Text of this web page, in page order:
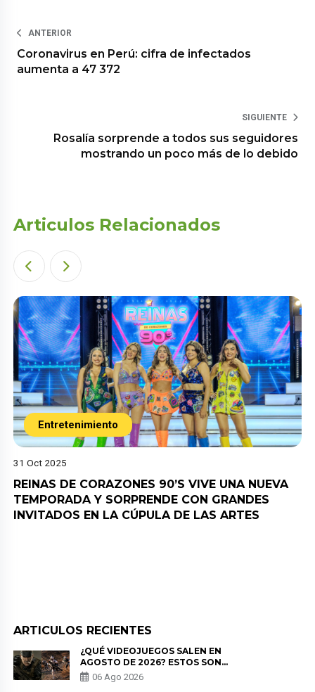
ANTERIOR
Coronavirus en Perú: cifra de infectados
aumenta a 47 372
SIGUIENTE
Rosalía sorprende a todos sus seguidores
mostrando un poco más de lo debido
Articulos Relacionados
Entretenimiento
31 Oct 2025
REINAS DE CORAZONES 90’S VIVE UNA NUEVA
TEMPORADA Y SORPRENDE CON GRANDES
INVITADOS EN LA CÚPULA DE LAS ARTES
ARTICULOS RECIENTES
¿QUÉ VIDEOJUEGOS SALEN EN
AGOSTO DE 2026? ESTOS SON
LOS ESTRENOS MÁS ESPERADOS
06 Ago 2026